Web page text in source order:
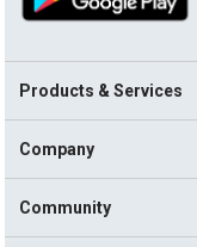
Products & Services
Company
Community